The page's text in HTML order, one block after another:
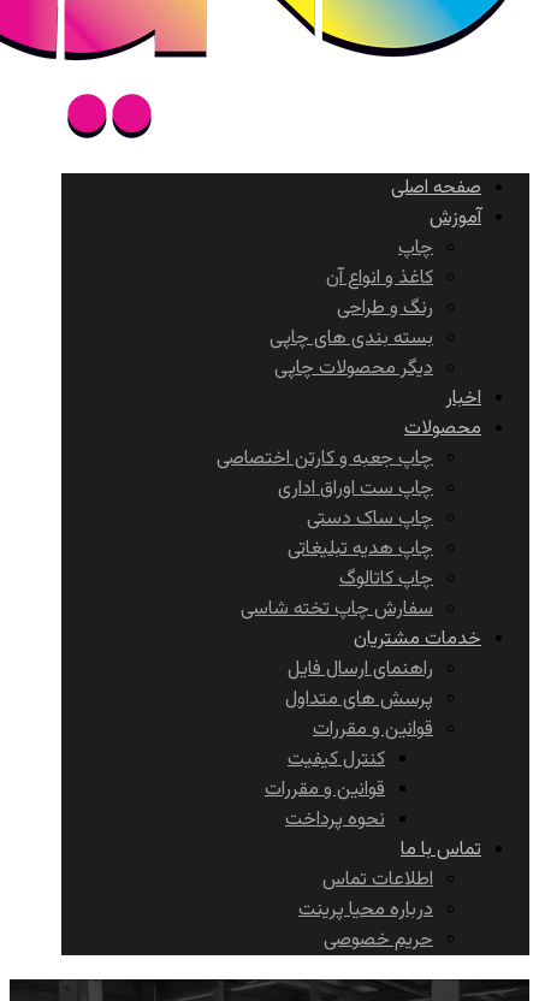
صفحه اصلی
آموزش
چاپ
کاغذ و انواع آن
رنگ و طراحی
بسته بندی های چاپی
دیگر محصولات چاپی
اخبار
محصولات
چاپ جعبه و کارتن اختصاصی
چاپ ست اوراق اداری
چاپ ساک دستی
چاپ هدیه تبلیغاتی
چاپ کاتالوگ
سفارش چاپ تخته شاسی
خدمات مشتریان
راهنمای ارسال فایل
پرسش های متداول
قوانین و مقررات
کنترل کیفیت
قوانین و مقررات
نحوه پرداخت
تماس با ما
اطلاعات تماس
درباره محیا پرینت
حریم خصوصی